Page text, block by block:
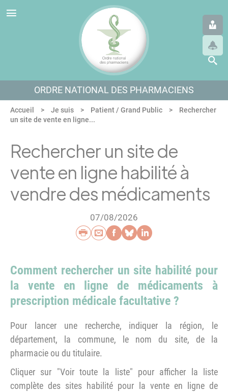
Aller au menu
Aller au contenu
Aller en bas de page
ORDRE NATIONAL DES PHARMACIENS
Accueil Je suis Patient / Grand Public
Rechercher
un site de vente en ligne...
Rechercher un site de
vente en ligne habilité à
vendre des médicaments
07/08/2026
Imprimer
Envoyer par e-mail
Partager sur
Partager sur
Partager sur
Comment rechercher un site habilité pour
la vente en ligne de médicaments à
prescription médicale facultative ?
Pour lancer une recherche, indiquer la région, le
département, la commune, le nom du site, de la
pharmacie ou du titulaire.
Cliquer sur "Voir toute la liste" pour afficher la liste
complète des sites habilité pour la vente en ligne de
Panneau de gestion des cookies